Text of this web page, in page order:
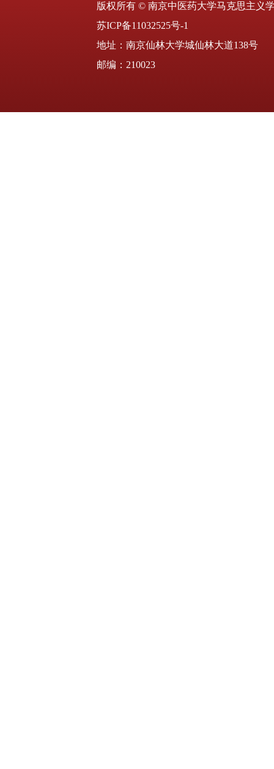
版权所有 © 南京中医药大学马克思主义
苏ICP备11032525号-1
地址：南京仙林大学城仙林大道138号
邮编：210023